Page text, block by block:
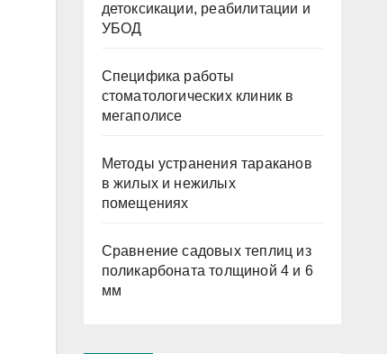
детоксикации, реабилитации и
УБОД
Специфика работы
стоматологических клиник в
мегаполисе
Методы устранения тараканов
в жилых и нежилых
помещениях
Сравнение садовых теплиц из
поликарбоната толщиной 4 и 6
мм